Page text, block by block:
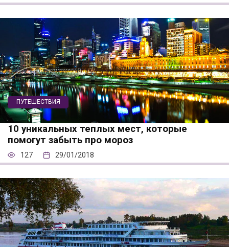
ПУТЕШЕСТВИЯ
10 уникальных теплых мест, которые
помогут забыть про мороз
127 29/01/2018